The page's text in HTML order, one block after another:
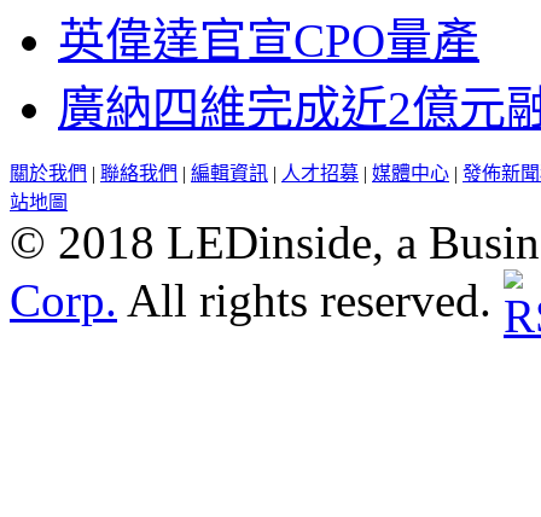
英偉達官宣CPO量產
廣納四維完成近2億元
關於我們 | 聯絡我們 | 編輯資訊 | 人才招募 | 媒體中心 | 發佈新
站地圖
© 2018 LEDinside, a
Corp. All rights reserved.